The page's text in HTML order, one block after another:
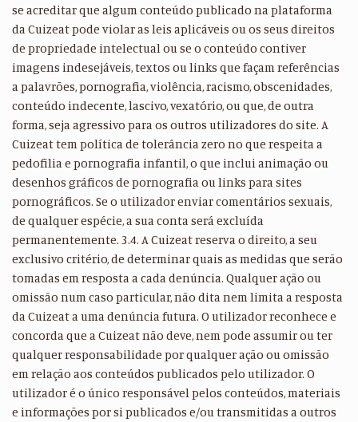
se acreditar que algum conteúdo publicado na plataforma
da Cuizeat pode violar as leis aplicáveis ou os seus direitos
de propriedade intelectual ou se o conteúdo contiver
imagens indesejáveis, textos ou links que façam referências
a palavrões, pornografia, violência, racismo, obscenidades,
conteúdo indecente, lascivo, vexatório, ou que, de outra
forma, seja agressivo para os outros utilizadores do site. A
Cuizeat tem política de tolerância zero no que respeita a
pedofilia e pornografia infantil, o que inclui animação ou
desenhos gráficos de pornografia ou links para sites
pornográficos. Se o utilizador enviar comentários sexuais,
de qualquer espécie, a sua conta será excluída
permanentemente. 3.4. A Cuizeat reserva o direito, a seu
exclusivo critério, de determinar quais as medidas que serão
tomadas em resposta a cada denúncia. Qualquer ação ou
omissão num caso particular, não dita nem limita a resposta
da Cuizeat a uma denúncia futura. O utilizador reconhece e
concorda que a Cuizeat não deve, nem pode assumir ou ter
qualquer responsabilidade por qualquer ação ou omissão
em relação aos conteúdos publicados pelo utilizador. O
utilizador é o único responsável pelos conteúdos, materiais
e informações por si publicados e/ou transmitidas a outros